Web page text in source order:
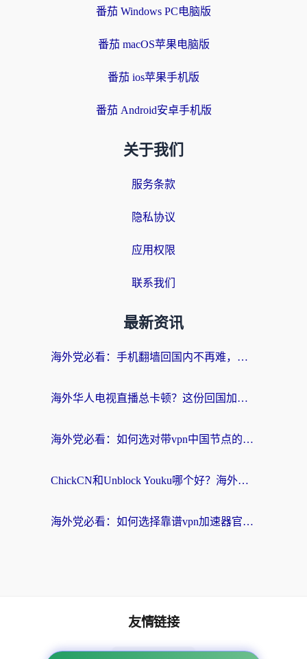
番茄 Windows PC电脑版
番茄 macOS苹果电脑版
番茄 ios苹果手机版
番茄 Android安卓手机版
关于我们
服务条款
隐私协议
应用权限
联系我们
最新资讯
海外党必看：手机翻墙回国内不再难，一篇搞定无缝访问国内资源指南
海外华人电视直播总卡顿？这份回国加速器选择指南帮你无缝看国内资源
海外党必看：如何选对带vpn中国节点的加速器？无缝访问国内资源全攻略
ChickCN和Unblock Youku哪个好？海外党亲测4款热门回国加速器，附避坑指南
海外党必看：如何选择靠谱vpn加速器官网？轻松解决国内APP地区限制
友情链接